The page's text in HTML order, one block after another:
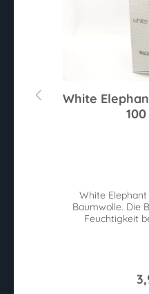
White
White
Baumwolle. Die
Feuchtigkeit